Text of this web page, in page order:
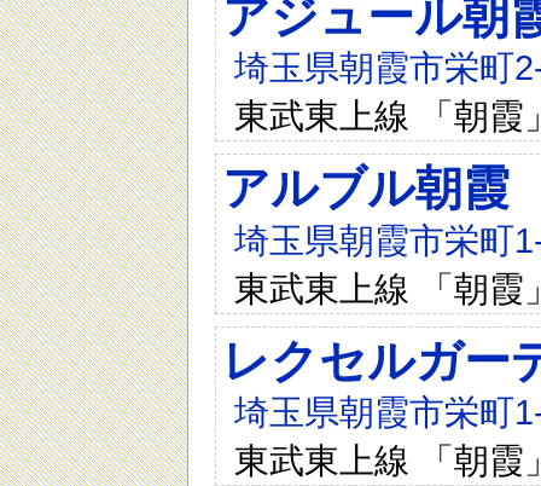
アジュール朝
埼玉県朝霞市栄町
東武東上線 「朝霞
アルブル朝霞
埼玉県朝霞市栄町
東武東上線 「朝霞
レクセルガー
埼玉県朝霞市栄町
東武東上線 「朝霞